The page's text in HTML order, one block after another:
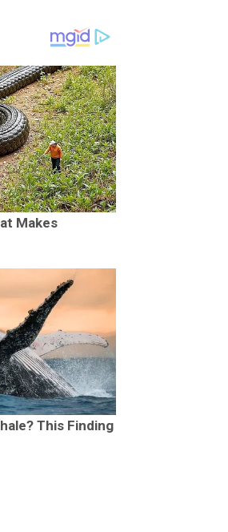
Makes
This Finding